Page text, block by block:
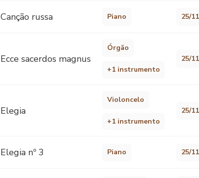
Canção russa Piano 25/
Ecce sacerdos magnus
Órgão
+1 instrumento
25/
Elegia
Violoncelo
+1 instrumento
25/
Elegia nº 3 Piano 25/